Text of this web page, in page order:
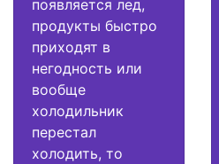
появляется лед,
продукты быстро
приходят в
негодность или
вообще
холодильник
перестал
холодить, то